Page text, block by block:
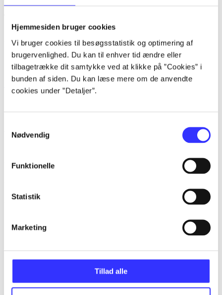
Hjemmesiden bruger cookies
Vi bruger cookies til besøgsstatistik og optimering af
brugervenlighed. Du kan til enhver tid ændre eller
tilbagetrække dit samtykke ved at klikke på ”Cookies” i
bunden af siden. Du kan læse mere om de anvendte
cookies under ”Detaljer”.
Nødvendig
Funktionelle
Statistik
Marketing
Tillad alle
Artiklen er en del af
lorem ipsum dolor sit amet ...
Tidsskrift
Alle registrerede artikler fordelt på udgivelser